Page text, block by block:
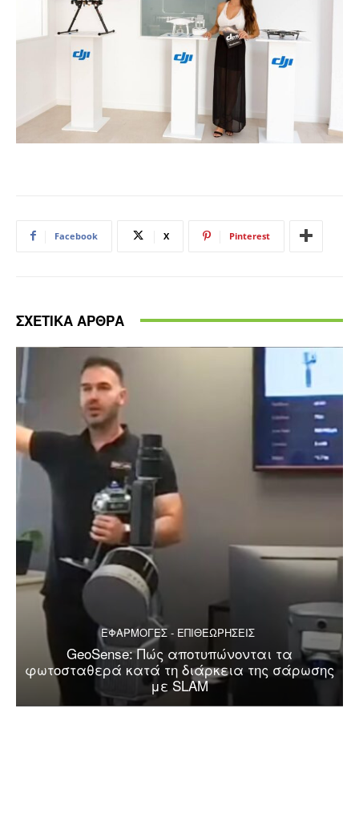
Facebook X Pinterest
ΣΧΕΤΙΚΑ ΑΡΘΡΑ
ΕΦΑΡΜΟΓΕΣ - ΕΠΙΘΕΩΡΗΣΕΙΣ
GeoSense: Πώς αποτυπώνονται τα
φωτοσταθερά κατά τη διάρκεια της σάρωσης
με SLAM